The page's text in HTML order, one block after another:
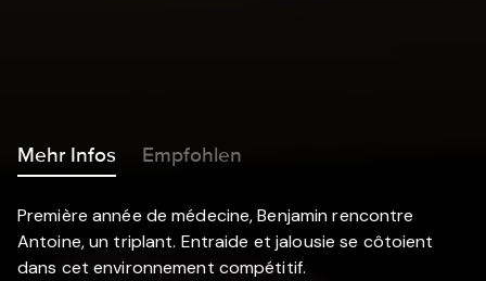
Mehr Infos Empfohlen
Première année de médecine, Benjamin rencontre
Antoine, un triplant. Entraide et jalousie se côtoient
dans cet environnement compétitif.